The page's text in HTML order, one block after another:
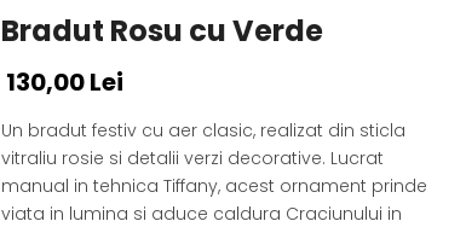
Bradut Rosu cu Verde
130,00 Lei
Un bradut festiv cu aer clasic, realizat din sticla
vitraliu rosie si detalii verzi decorative. Lucrat
manual in tehnica Tiffany, acest ornament prinde
viata in lumina si aduce caldura Craciunului in